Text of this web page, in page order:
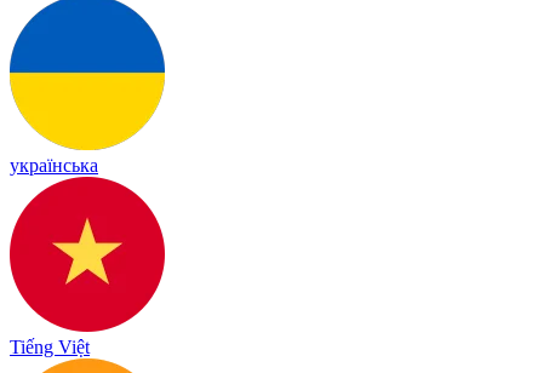
українська
Tiếng Việt